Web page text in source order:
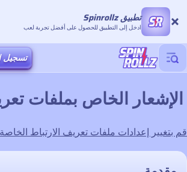
تطبيق Spinrollz
ادخل إلى التطبيق للحصول على أفضل تجربة لعب
تسجيل
الإشعار الخاص بملفات
قم بتغيير إعدادات ملفات تعريف الارتباط